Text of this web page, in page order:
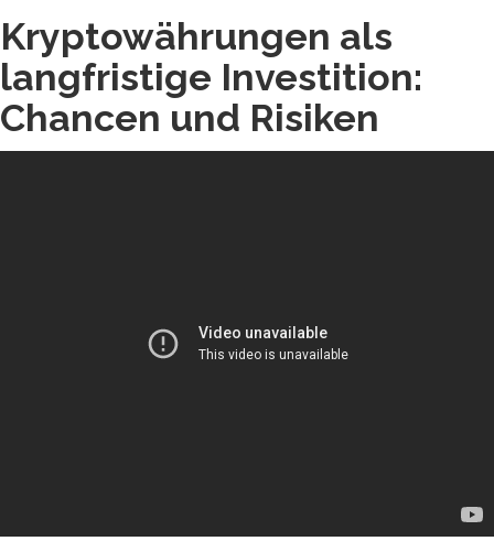
Kryptowährungen als
langfristige Investition:
Chancen und Risiken